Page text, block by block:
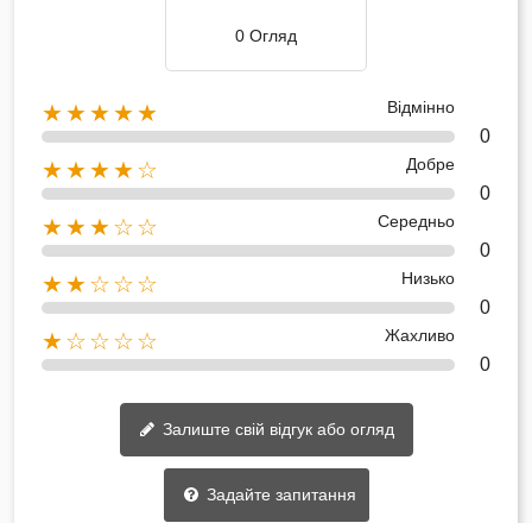
0 Огляд
★★★★★ Відмінно
0
★★★★☆ Добре
0
★★★☆☆ Середньо
0
★★☆☆☆ Низько
0
★☆☆☆☆ Жахливо
0
Залиште свій відгук або огляд
Задайте запитання